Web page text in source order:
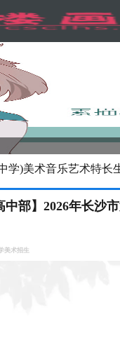
学)美术音乐艺术特长
中部】2026年长沙
美术招生